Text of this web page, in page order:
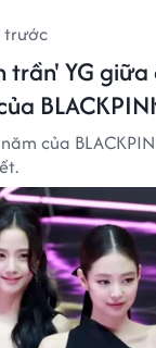
trước
trần' YG
của